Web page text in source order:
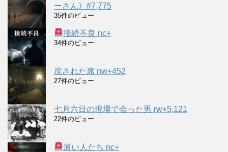
ーさん》#7,775
35件のビュー
接続不良 nc+
34件のビュー
戻された席 nw+452
27件のビュー
七月六日の現場で会った男 rw+5,121
22件のビュー
薄い人たち nc+